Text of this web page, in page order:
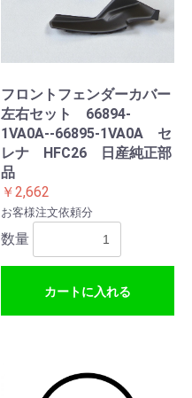
フロントフェンダーカバー
左右セット 66894-
1VA0A--66895-1VA0A セ
レナ HFC26 日産純正部
品
￥2,662
お客様注文依頼分
数量
カートに入れる